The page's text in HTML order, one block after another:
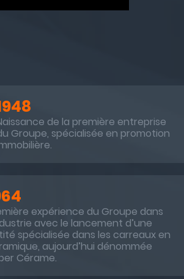
de la première entreprise
Groupe, spécialisée en promotion
expérience du Groupe dans
avec le lancement d’une
spécialisée dans les carreaux en
aujourd’hui dénommée
Cérame.